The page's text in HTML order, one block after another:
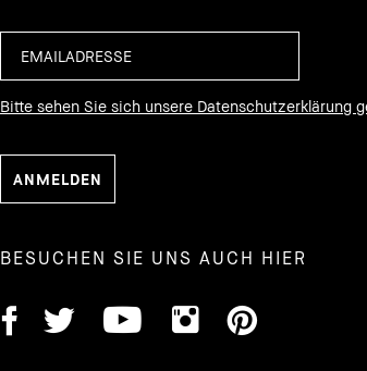
Bitte sehen Sie sich unsere Datenschutzerklärung
BESUCHEN SIE UNS AUCH HIER